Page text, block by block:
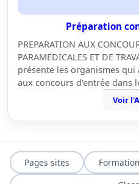
Préparation
PREPARATION AUX
PARAMEDICALES ET DE
présente les organismes
aux concours d'entrée dans
Voir
Pages sites